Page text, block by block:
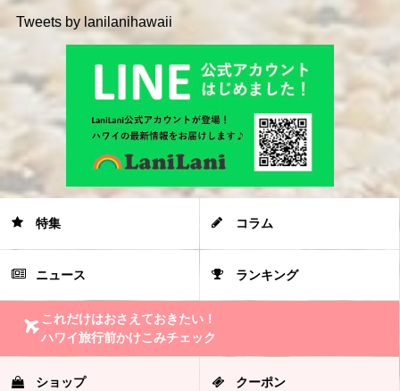
Tweets by lanilanihawaii
特集 コラム
ニュース ランキング
これだけはおさえておきたい！
ハワイ旅行前かけこみチェック
ショップ クーポン